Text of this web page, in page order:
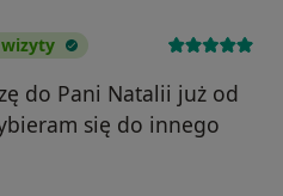
do Pani Natalii już od
się do innego